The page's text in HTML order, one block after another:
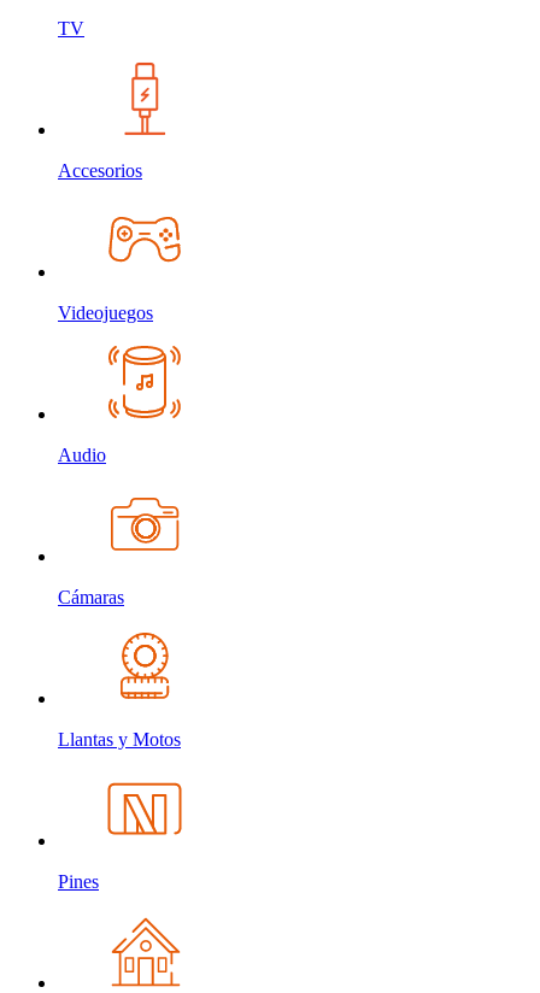
TV
Accesorios
Videojuegos
Audio
Cámaras
Llantas y Motos
Pines